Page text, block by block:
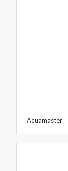
Aquamaster